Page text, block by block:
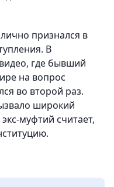
признался в
В
где бывший
на вопрос
во второй раз.
широкий
муфтий считает,